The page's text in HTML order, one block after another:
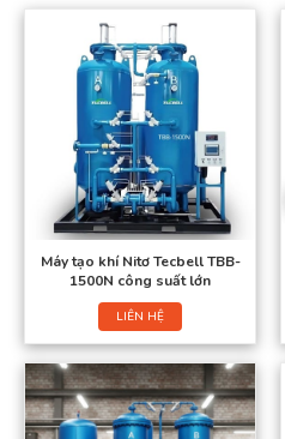
Máy tạo khí Nitơ Tecbell TBB-
1500N công suất lớn
LIÊN HỆ